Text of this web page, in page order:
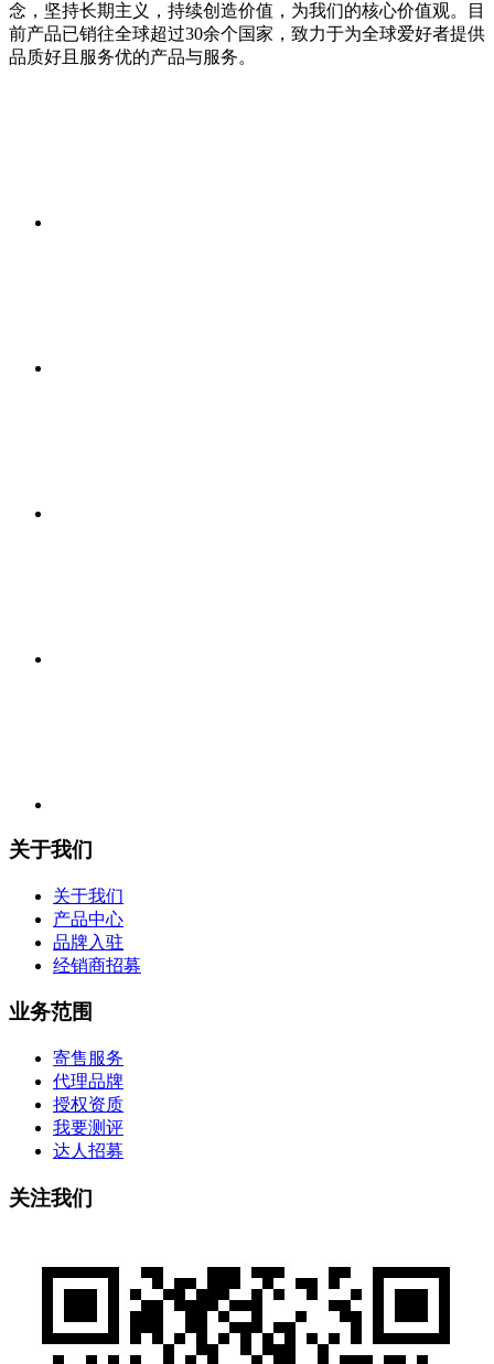
念，坚持长期主义，持续创造价值，为我们的核心价值观。目
前产品已销往全球超过30余个国家，致力于为全球爱好者提供
品质好且服务优的产品与服务。
关于我们
关于我们
产品中心
品牌入驻
经销商招募
业务范围
寄售服务
代理品牌
授权资质
我要测评
达人招募
关注我们